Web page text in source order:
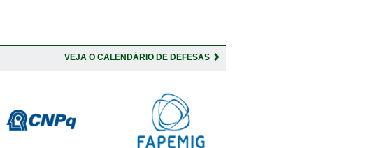
VEJA O CALENDÁRIO DE DEFESAS